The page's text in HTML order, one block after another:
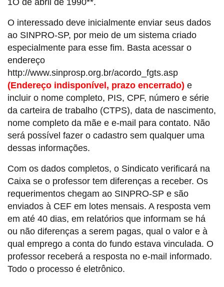
1O de abril de 1990**.
O interessado deve inicialmente enviar seus dados
ao SINPRO-SP, por meio de um sistema criado
especialmente para esse fim. Basta acessar o
endereço
http://www.sinprosp.org.br/acordo_fgts.asp
(Endereço indisponível, prazo encerrado) e
incluir o nome completo, PIS, CPF, número e série
da carteira de trabalho (CTPS), data de nascimento,
nome completo da mãe e e-mail para contato. Não
será possível fazer o cadastro sem qualquer uma
dessas informações.
Com os dados completos, o Sindicato verificará na
Caixa se o professor tem diferenças a receber. Os
requerimentos chegam ao SINPRO-SP e são
enviados à CEF em lotes mensais. A resposta vem
em até 40 dias, em relatórios que informam se há
ou não diferenças a serem pagas, qual o valor e à
qual emprego a conta do fundo estava vinculada. O
professor receberá a resposta no e-mail informado.
Todo o processo é eletrônico.